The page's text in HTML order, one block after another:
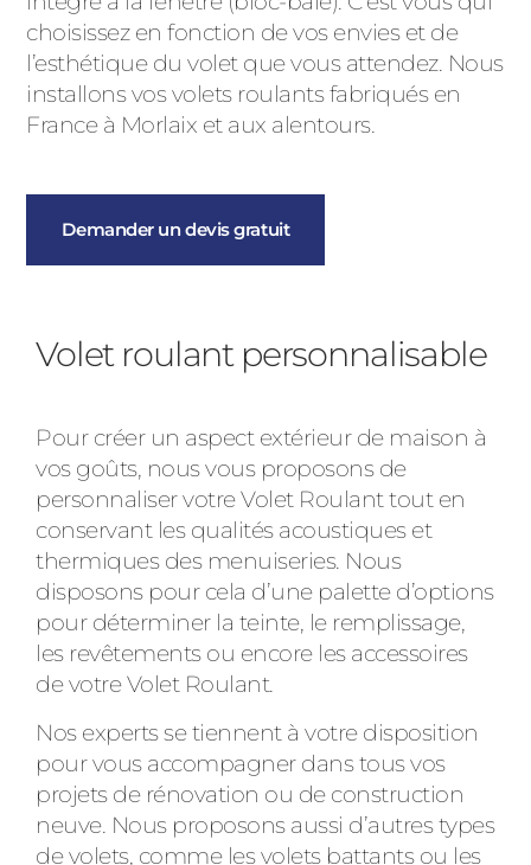
choisissez en fonction de vos envies et de
l’esthétique du volet que vous attendez. Nous
installons vos volets roulants fabriqués en
France à Morlaix et aux alentours.
Demander un devis gratuit
Volet roulant personnalisable
Pour créer un aspect extérieur de maison à
vos goûts, nous vous proposons de
personnaliser votre Volet Roulant tout en
conservant les qualités acoustiques et
thermiques des menuiseries. Nous
disposons pour cela d’une palette d’options
pour déterminer la teinte, le remplissage,
les revêtements ou encore les accessoires
de votre Volet Roulant.
Nos experts se tiennent à votre disposition
pour vous accompagner dans tous vos
projets de rénovation ou de construction
neuve. Nous proposons aussi d’autres types
de volets, comme les volets battants ou les